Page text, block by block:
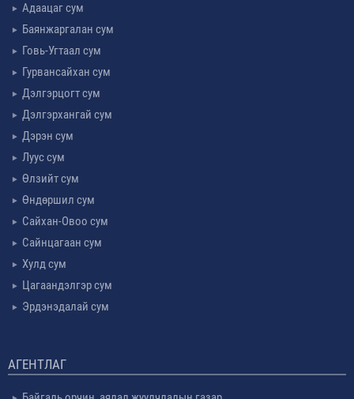
Адаацаг сум
Баянжаргалан сум
Говь-Угтаал сум
Гурвансайхан сум
Дэлгэрцогт сум
Дэлгэрхангай сум
Дэрэн сум
Луус сум
Өлзийт сум
Өндөршил сум
Сайхан-Овоо сум
Сайнцагаан сум
Хулд сум
Цагаандэлгэр сум
Эрдэнэдалай сум
АГЕНТЛАГ